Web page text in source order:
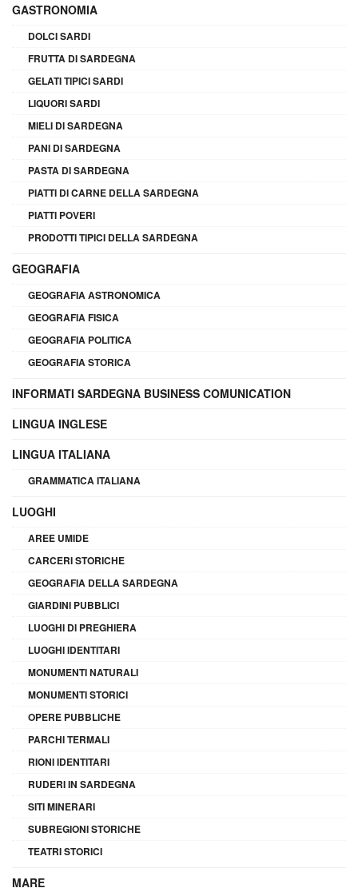
GASTRONOMIA
DOLCI SARDI
FRUTTA DI SARDEGNA
GELATI TIPICI SARDI
LIQUORI SARDI
MIELI DI SARDEGNA
PANI DI SARDEGNA
PASTA DI SARDEGNA
PIATTI DI CARNE DELLA SARDEGNA
PIATTI POVERI
PRODOTTI TIPICI DELLA SARDEGNA
GEOGRAFIA
GEOGRAFIA ASTRONOMICA
GEOGRAFIA FISICA
GEOGRAFIA POLITICA
GEOGRAFIA STORICA
INFORMATI SARDEGNA BUSINESS COMUNICATION
LINGUA INGLESE
LINGUA ITALIANA
GRAMMATICA ITALIANA
LUOGHI
AREE UMIDE
CARCERI STORICHE
GEOGRAFIA DELLA SARDEGNA
GIARDINI PUBBLICI
LUOGHI DI PREGHIERA
LUOGHI IDENTITARI
MONUMENTI NATURALI
MONUMENTI STORICI
OPERE PUBBLICHE
PARCHI TERMALI
RIONI IDENTITARI
RUDERI IN SARDEGNA
SITI MINERARI
SUBREGIONI STORICHE
TEATRI STORICI
MARE